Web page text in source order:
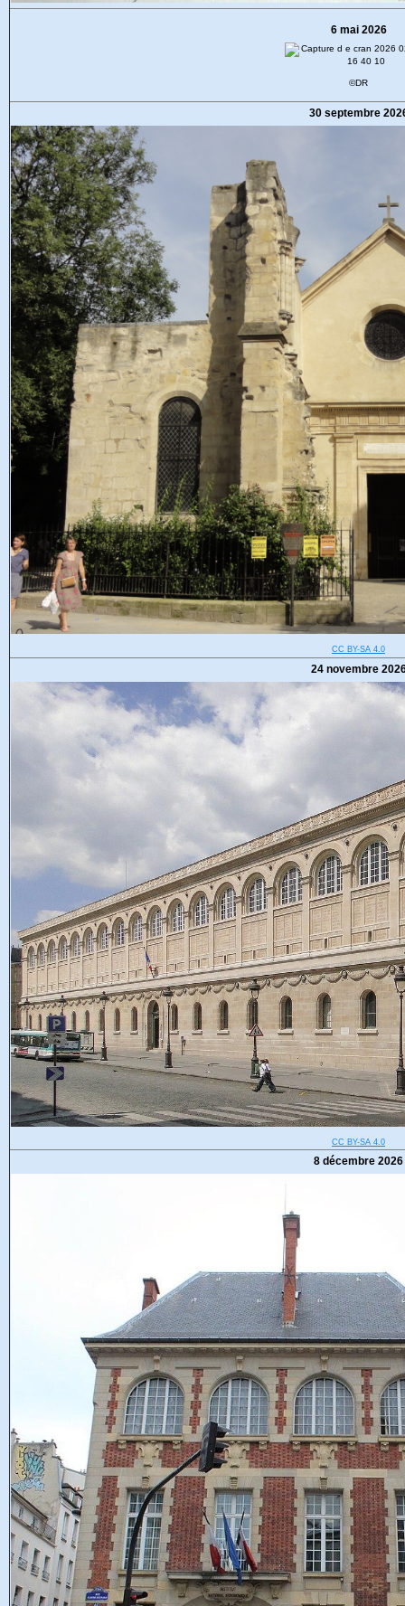
6 mai 2026
©DR
30 septembre
CC BY-SA 4.0
24 novembre
CC BY-SA 4.0
8 décembre 2026